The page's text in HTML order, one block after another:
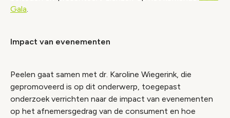
Gala.
Impact van evenementen
Peelen gaat samen met dr. Karoline Wiegerink, die
gepromoveerd is op dit onderwerp, toegepast
onderzoek verrichten naar de impact van evenementen
op het afnemersgedrag van de consument en hoe